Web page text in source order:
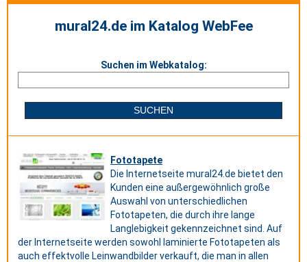
mural24.de im Katalog WebFee
Suchen im Webkatalog:
Fototapete
Die Internetseite mural24.de bietet den
Kunden eine außergewöhnlich große
Auswahl von unterschiedlichen
Fototapeten, die durch ihre lange
Langlebigkeit gekennzeichnet sind. Auf
der Internetseite werden sowohl laminierte Fototapeten als
auch effektvolle Leinwandbilder verkauft, die man in allen